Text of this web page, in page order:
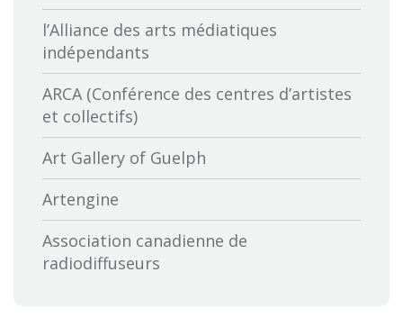
l’Alliance des arts médiatiques
indépendants
ARCA (Conférence des centres d’artistes
et collectifs)
Art Gallery of Guelph
Artengine
Association canadienne de
radiodiffuseurs